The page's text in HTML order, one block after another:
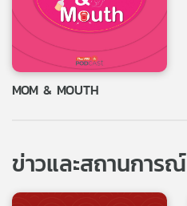
MOM & MOUTH
ข่าวและสถานการณ์